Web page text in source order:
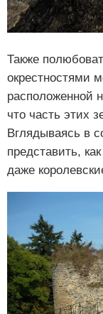
Также
окрестностями
расположенной
что часть этих
Вглядываясь в
представить,
даже